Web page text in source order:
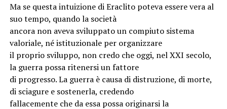
Ma se questa intuizione di Eraclito poteva essere vera al
suo tempo, quando la società
ancora non aveva sviluppato un compiuto sistema
valoriale, né istituzionale per organizzare
il proprio sviluppo, non credo che oggi, nel XXI secolo,
la guerra possa ritenersi un fattore
di progresso. La guerra è causa di distruzione, di morte,
di sciagure e sostenerla, credendo
fallacemente che da essa possa originarsi la